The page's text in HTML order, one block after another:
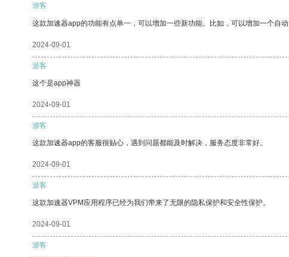
游客
这款加速器app的功能有点单一，可以增加一些新功能。比如，可以增加一个自
2024-09-01
游客
这个是app神器
2024-09-01
游客
这款加速器app的客服很贴心，遇到问题都能及时解决，服务态度非常好。
2024-09-01
游客
这款加速器VPM应用程序已经为我们带来了无限的隐私保护和安全性保护。
2024-09-01
游客